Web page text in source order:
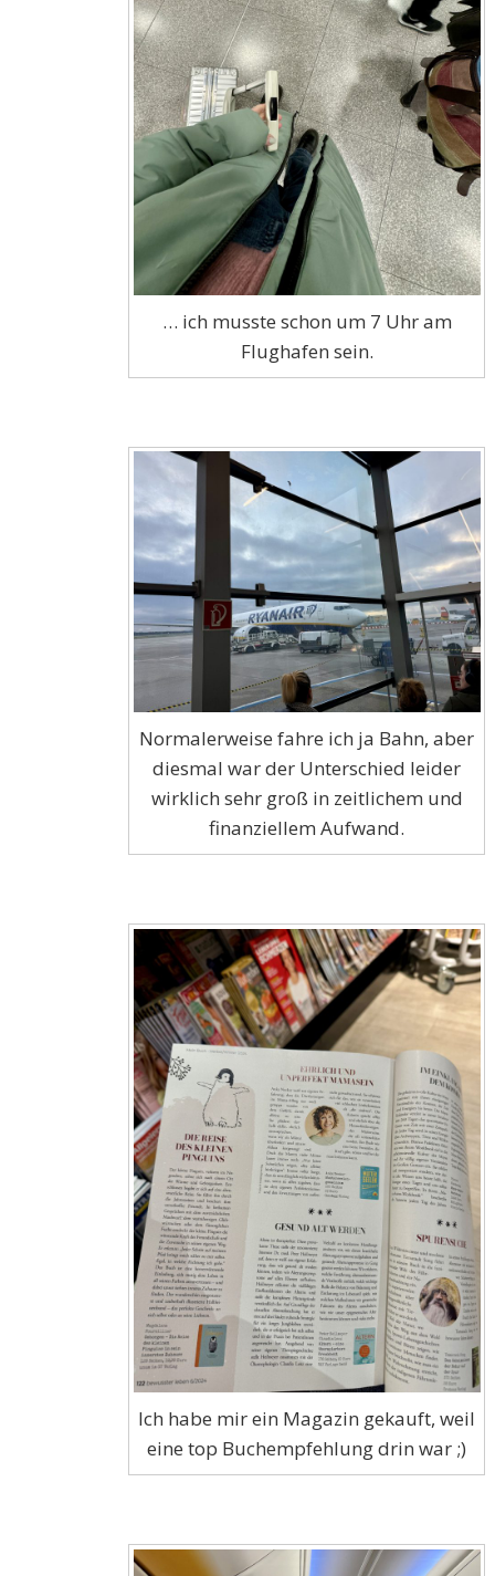
… ich musste schon um 7 Uhr am
Flughafen sein.
Normalerweise fahre ich ja Bahn, aber
diesmal war der Unterschied leider
wirklich sehr groß in zeitlichem und
finanziellem Aufwand.
Ich habe mir ein Magazin gekauft, weil
eine top Buchempfehlung drin war ;)